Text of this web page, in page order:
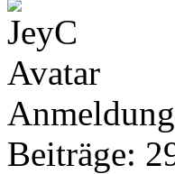
Beiträge: